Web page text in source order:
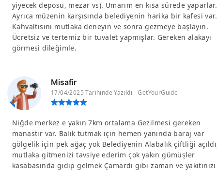
yiyecek deposu, mezar vs). Umarım en kısa sürede yaparlar.
Ayrıca müzenin karşısında belediyenin harika bir kafesi var.
Kahvaltısını mutlaka deneyin ve sonra gezmeye başlayın.
Ücretsiz ve tertemiz bir tuvalet yapmışlar. Gereken alakayı
görmesi dileğimle.
Misafir
17/04/2025 Tarihinde Yazıldı - GetYourGuide
Niğde merkez e yakın 7km ortalama Gezilmesi gereken
manastır var. Balık tutmak için hemen yanında baraj var
gölgelik için pek ağaç yok Belediyenin Alabalık çiftliği
mutlaka gitmenizi tavsiye ederim çok yakın gümüşler
kasabasında gidip gelmek Çamardı gibi zaman ve yakıtınızı